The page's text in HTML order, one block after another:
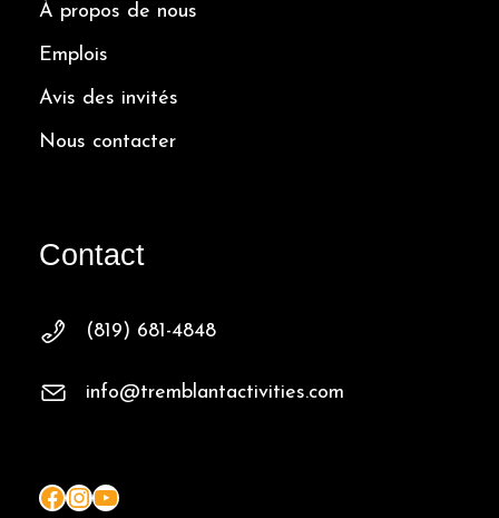
À propos de nous
Emplois
Avis des invités
Nous contacter
Contact
(819) 681-4848
info@tremblantactivities.com
Facebook InstagramYouTube